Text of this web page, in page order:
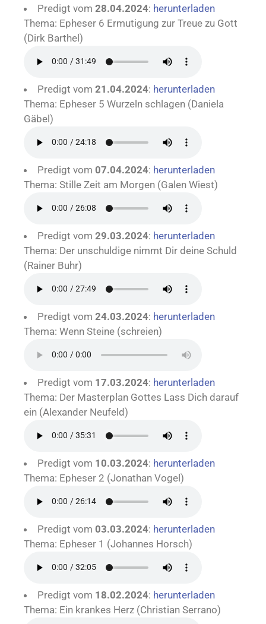
Predigt vom 28.04.2024: herunterladen
Thema: Epheser 6 Ermutigung zur Treue zu Gott
(Dirk Barthel)
Predigt vom 21.04.2024: herunterladen
Thema: Epheser 5 Wurzeln schlagen (Daniela
Gäbel)
Predigt vom 07.04.2024: herunterladen
Thema: Stille Zeit am Morgen (Galen Wiest)
Predigt vom 29.03.2024: herunterladen
Thema: Der unschuldige nimmt Dir deine Schuld
(Rainer Buhr)
Predigt vom 24.03.2024: herunterladen
Thema: Wenn Steine (schreien)
Predigt vom 17.03.2024: herunterladen
Thema: Der Masterplan Gottes Lass Dich darauf
ein (Alexander Neufeld)
Predigt vom 10.03.2024: herunterladen
Thema: Epheser 2 (Jonathan Vogel)
Predigt vom 03.03.2024: herunterladen
Thema: Epheser 1 (Johannes Horsch)
Predigt vom 18.02.2024: herunterladen
Thema: Ein krankes Herz (Christian Serrano)